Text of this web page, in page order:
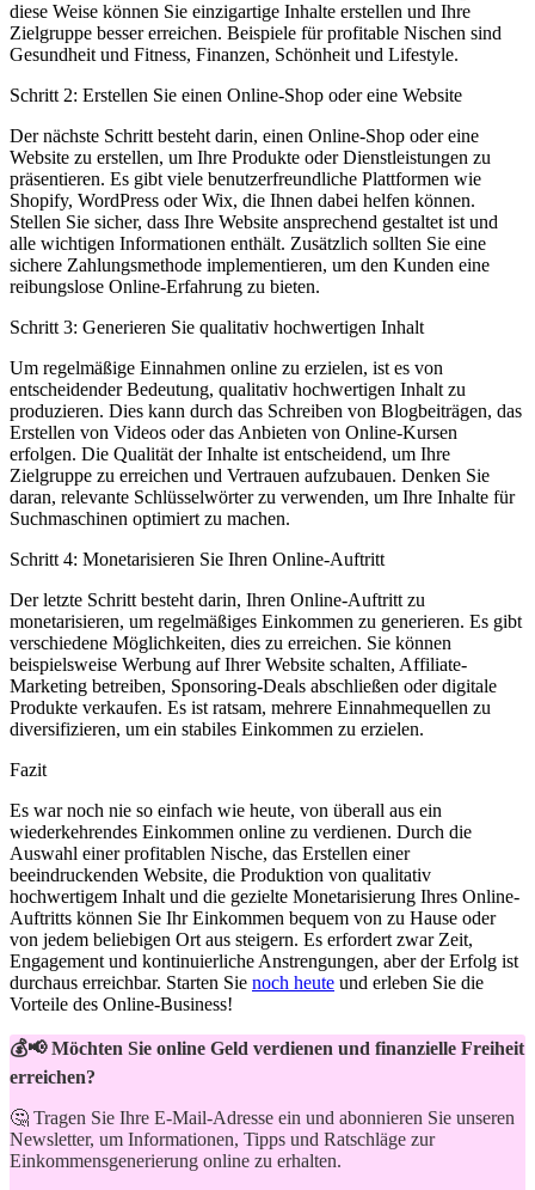
diese Weise können Sie ‍einzigartige Inhalte erstellen und Ihre
Zielgruppe besser erreichen. Beispiele für profitable Nischen sind
Gesundheit und Fitness, Finanzen, Schönheit und Lifestyle.
Schritt 2: Erstellen Sie einen Online-Shop oder eine⁢ Website
Der ‌nächste Schritt besteht ⁤darin, einen Online-Shop oder ‍eine
‌Website zu ⁢erstellen, um Ihre Produkte oder Dienstleistungen zu
präsentieren. Es gibt viele benutzerfreundliche Plattformen wie
Shopify, WordPress oder Wix, die⁣ Ihnen dabei helfen können.
‌Stellen ​Sie sicher, dass Ihre Website⁣ ansprechend gestaltet ‌ist und
alle wichtigen Informationen enthält. ‍Zusätzlich sollten Sie eine
sichere Zahlungsmethode implementieren, um den Kunden eine
reibungslose Online-Erfahrung zu bieten.
Schritt ⁣3: Generieren Sie qualitativ ‌hochwertigen Inhalt
Um regelmäßige Einnahmen online zu erzielen, ​ist es von
entscheidender Bedeutung, qualitativ hochwertigen Inhalt‌ zu
produzieren. Dies kann durch das Schreiben‌ von⁤ Blogbeiträgen,‍ das
Erstellen von Videos oder das Anbieten von Online-Kursen⁣
erfolgen. Die Qualität der Inhalte ist entscheidend,⁣ um Ihre
Zielgruppe zu ⁤erreichen und Vertrauen aufzubauen. Denken Sie
daran, relevante Schlüsselwörter zu verwenden, um ‌Ihre ⁤Inhalte ⁣für
Suchmaschinen optimiert zu machen.
Schritt 4: Monetarisieren Sie Ihren Online-Auftritt
Der letzte⁤ Schritt‌ besteht darin, Ihren Online-Auftritt zu
⁣monetarisieren, um regelmäßiges Einkommen‌ zu​ generieren. Es gibt
verschiedene Möglichkeiten, ⁤dies zu ⁢erreichen. Sie können
beispielsweise Werbung auf Ihrer Website schalten, Affiliate-
Marketing betreiben, Sponsoring-Deals abschließen oder ‌digitale
Produkte verkaufen. Es ​ist ratsam, mehrere Einnahmequellen zu
⁢diversifizieren, um ein ⁣stabiles Einkommen zu erzielen.
Fazit
Es war noch nie so einfach wie heute, von überall aus ein
⁢wiederkehrendes Einkommen online zu verdienen. Durch die
Auswahl ⁣einer profitablen Nische, das Erstellen einer⁤
beeindruckenden ⁣Website, die Produktion von qualitativ
hochwertigem Inhalt ‍und die gezielte Monetarisierung Ihres Online-
Auftritts können Sie Ihr Einkommen bequem von zu Hause oder‌
von jedem beliebigen Ort aus steigern.⁢ Es⁢ erfordert zwar Zeit,
Engagement⁢ und kontinuierliche Anstrengungen, aber der Erfolg ist
durchaus erreichbar. Starten Sie noch heute und erleben Sie die
Vorteile des Online-Business!
💰📢 Möchten Sie online Geld verdienen und finanzielle Freiheit
erreichen?
🤔 Tragen Sie Ihre E-Mail-Adresse ein und abonnieren Sie unseren
Newsletter, um Informationen, Tipps und Ratschläge zur
Einkommensgenerierung online zu erhalten.